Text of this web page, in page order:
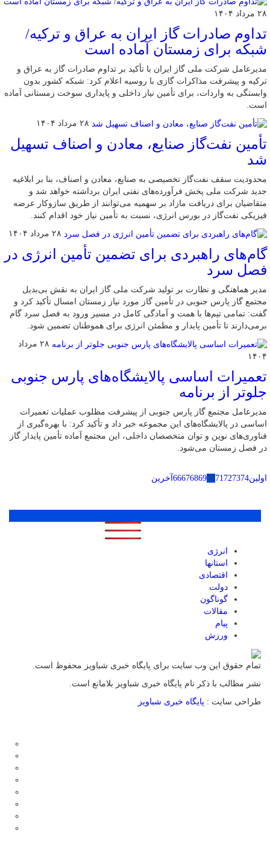
۲۸ مرداد ۱۴۰۴
تداوم صادرات گاز ایران به عراق و ترکیه/
شبکه برای زمستان آماده است
مدیرعامل شرکت ملی گاز ایران با تأکید بر تداوم صادرات گاز به عراق و
ترکیه و پیشرفت مذاکرات گازی با روسیه اعلام کرد: شبکه کشور بدون
وابستگی به واردات، برای تأمین نیاز داخلی و پایداری سوخت زمستانی آماده
است.
۲۸ مرداد ۱۴۰۴
تأمین نفت‌گاز صنایع، معادن و اصناف تسهیل
شد
محدودیت سقف نفت‌گاز تخصیصی به صنایع، معادن و اصناف، بنا بر ابلاغیه
جدید شرکت ملی پخش فرآورده‌های نفتی ایران برداشته خواهد شد و
متقاضیان برای دریافت مازاد بر سهمیه می‌توانند از طریق سازوکار عرضه
فیزیکی نفت‌گاز در بورس انرژی، نسبت به تأمین نیاز خود اقدام کنند.
۲۸ مرداد ۱۴۰۴
گام‌های راهبردی برای تضمین تأمین انرژی در
فصل سرد
مدیر هماهنگی و نظارت بر تولید شرکت ملی گاز ایران به نقش بی‌بدیل
مجتمع گاز پارس جنوبی در تأمین گاز مورد نیاز زمستان امسال تأکید کرد و
گفت: تمامی تیم‌ها با همت و آمادگی کامل در مسیر ورود به فصل سرد گام
برمی‌دارند تا تأمین پایدار و مطمئن انرژی برای هموطنان تضمین شود.
۲۸ مرداد
۱۴۰۴
تعمیرات اساسی پالایشگاه‌های پارس جنوبی
جلوتر از برنامه
مدیرعامل مجتمع گاز پارس جنوبی از پیشرفت مطلوب عملیات تعمیرات
اساسی در پالایشگاه‌های این مجموعه خبر داد و تأکید کرد: با بهره‌گیری از
فناوری‌های نوین و توان متخصصان داخلی، این مجتمع آماده تأمین پایدار گاز
در فصل زمستان می‌شود.
اولین 666768697071 727374 آخرین
انرژی
استانها
اقتصادی
دولت
گوناگون
مقالات
پیام
ورزش
تمام حقوق این وب سایت برای پایگاه خبری شباویز محفوظ است.
نشر مطالب با ذکر نام پایگاه خبری شباویز بلامانع است.
طراحی سایت : پایگاه خبری شباویز